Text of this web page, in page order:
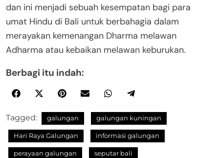
dan ini menjadi sebuah kesempatan bagi para
umat Hindu di Bali untuk berbahagia dalam
merayakan kemenangan Dharma melawan
Adharma atau kebaikan melawan keburukan.
Berbagi itu indah:
Tagged: galungan galungan kuningan
Hari Raya Galungan informasi galungan
perayaan galungan seputar bali